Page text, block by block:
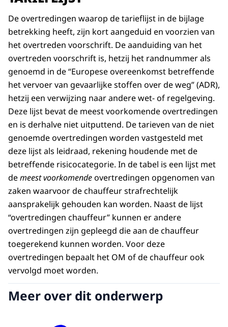
De overtredingen waarop de tarieflijst in de bijlage
betrekking heeft, zijn kort aangeduid en voorzien van
het overtreden voorschrift. De aanduiding van het
overtreden voorschrift is, hetzij het randnummer als
genoemd in de “Europese overeenkomst betreffende
het vervoer van gevaarlijke stoffen over de weg” (ADR),
hetzij een verwijzing naar andere wet- of regelgeving.
Deze lijst bevat de meest voorkomende overtredingen
en is derhalve niet uitputtend. De tarieven van de niet
genoemde overtredingen worden vastgesteld met
deze lijst als leidraad, rekening houdende met de
betreffende risicocategorie. In de tabel is een lijst met
demeest voorkomendeovertredingen opgenomen van
zaken waarvoor de chauffeur strafrechtelijk
aansprakelijk gehouden kan worden. Naast de lijst
“overtredingen chauffeur” kunnen er andere
overtredingen zijn gepleegd die aan de chauffeur
toegerekend kunnen worden. Voor deze
overtredingen bepaalt het OM of de chauffeur ook
vervolgd moet worden.
Meer over dit onderwerp